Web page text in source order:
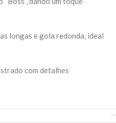
longas e gola redonda, ideal
com detalhes